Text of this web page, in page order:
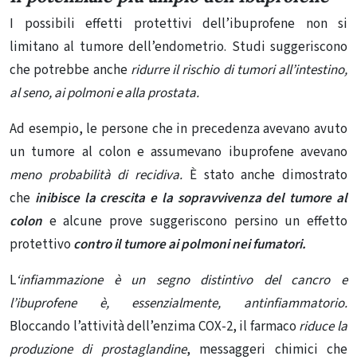
I possibili effetti protettivi dell’ibuprofene non si
limitano al tumore dell’endometrio. Studi suggeriscono
che potrebbe anche ridurre il rischio di tumori all’intestino,
al seno, ai polmoni e alla prostata.
Ad esempio, le persone che in precedenza avevano avuto
un tumore al colone assumevano ibuprofene avevano
meno probabilità di recidiva. È stato anche dimostrato
che inibisce la crescita e la sopravvivenza del tumore al
colon e alcune prove suggeriscono persino un effetto
protettivo contro il tumore ai polmoni nei fumatori.
L‘infiammazione è un segno distintivo del cancro e
l’ibuprofene è, essenzialmente, antinfiammatorio.
Bloccando l’attività dell’enzima COX-2, il farmaco riduce la
produzione di prostaglandine, messaggeri chimici che